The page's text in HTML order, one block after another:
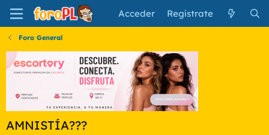
Acceder Regístrate
Foro General
AMNISTÍA???